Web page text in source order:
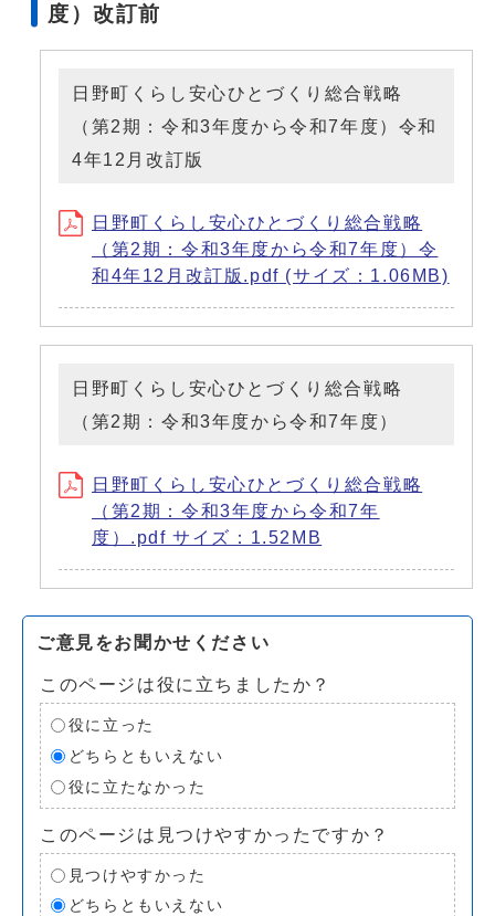
度）改訂前
日野町くらし安心ひとづくり総合戦略
（第2期：令和3年度から令和7年度）令和
4年12月改訂版
日野町くらし安心ひとづくり総合戦略
（第2期：令和3年度から令和7年度）令
和4年12月改訂版.pdf (サイズ：1.06MB)
日野町くらし安心ひとづくり総合戦略
（第2期：令和3年度から令和7年度）
日野町くらし安心ひとづくり総合戦略
（第2期：令和3年度から令和7年
度）.pdf サイズ：1.52MB
ご意見をお聞かせください
このページは役に立ちましたか？
役に立った
どちらともいえない
役に立たなかった
このページは見つけやすかったですか？
見つけやすかった
どちらともいえない